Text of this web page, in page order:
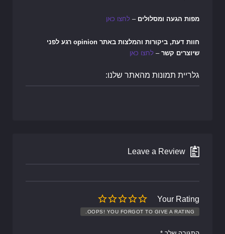
מפות הגעה ומסלולים – לחצו כאן
חוות דעת, ביקורות והמלצות באתר opinion רגע לפני
שיוצרים קשר – לחצו כאן
גלריית תמונות מהאתר שלנו:
Leave a Review
Your Rating
OOPS! YOU FORGOT TO GIVE A RATING.